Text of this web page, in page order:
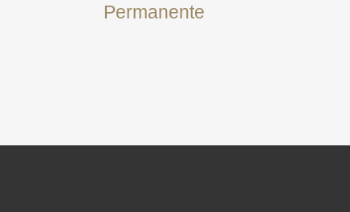
Permanente